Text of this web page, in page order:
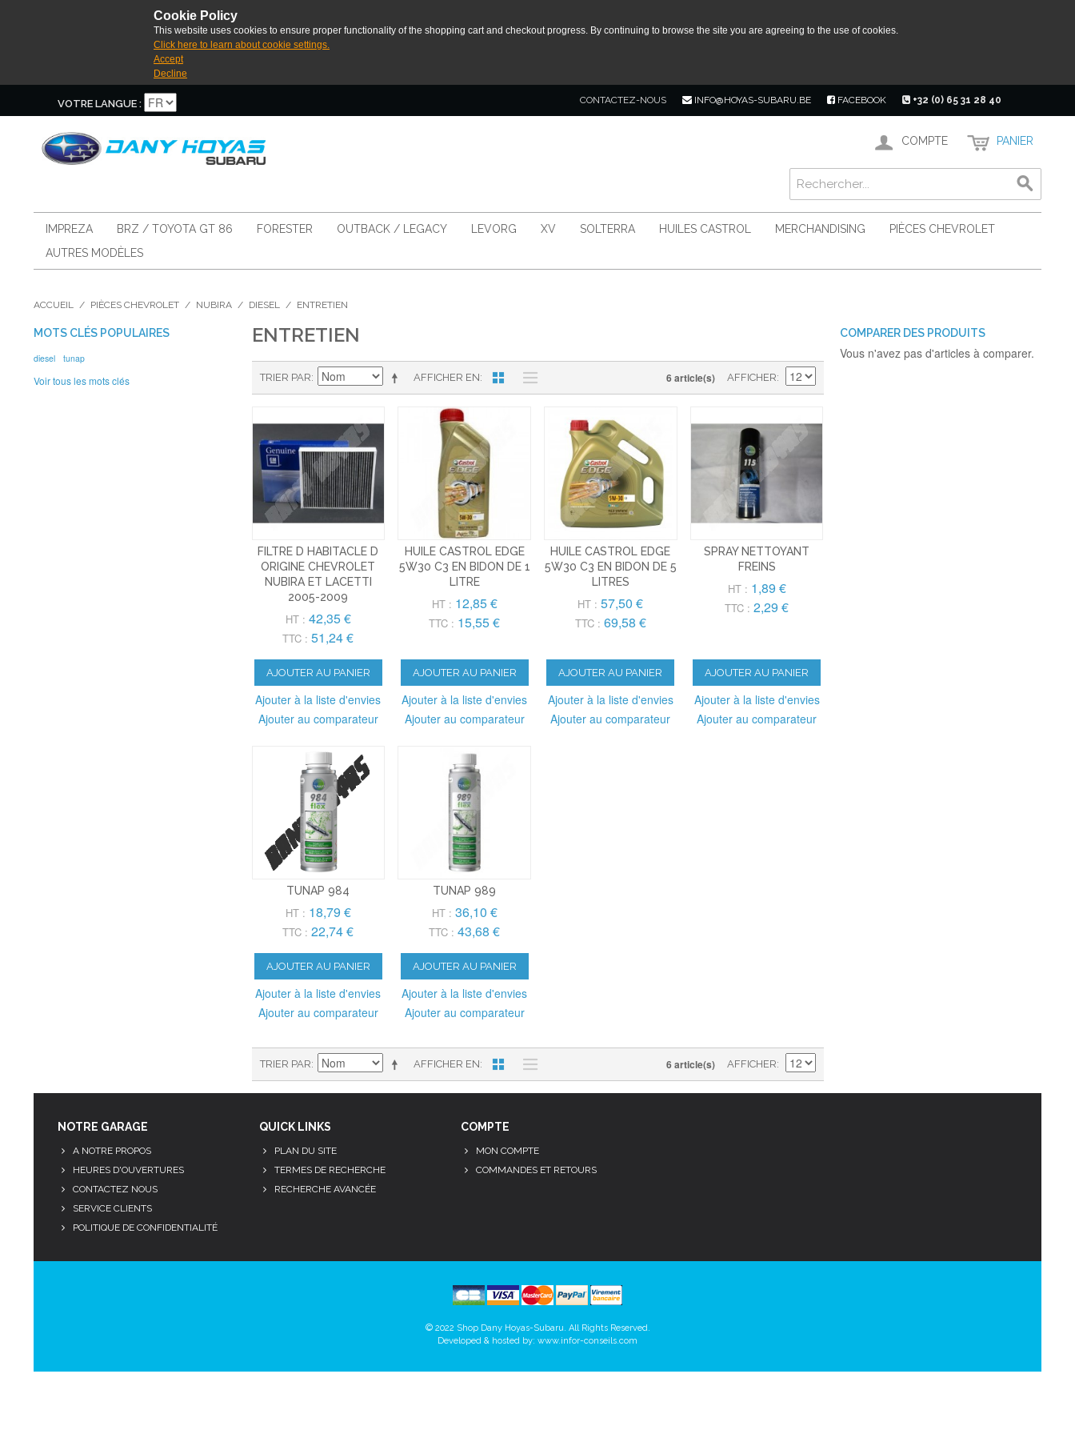
Cookie Policy
This website uses cookies to ensure proper functionality of the shopping cart and checkout progress. By continuing to browse the site you are agreeing to the use of cookies.
Click here to learn about cookie settings.
Accept
Decline
VOTRE LANGUE : CONTACTEZ-NOUS INFO@HOYAS-SUBARU.BE FACEBOOK +32 (0) 65 31 28 40
COMPTE PANIER
IMPREZA BRZ / TOYOTA GT 86 FORESTER OUTBACK / LEGACY LEVORG XV SOLTERRA HUILES CASTROL MERCHANDISING
PIÈCES CHEVROLET
AUTRES MODÈLES
ACCUEIL / PIÈCES CHEVROLET / NUBIRA / DIESEL / ENTRETIEN
ENTRETIEN
AFFICHER EN
TRIER PAR 6 article(s) AFFICHER
FILTRE D HABITACLE D
ORIGINE CHEVROLET
NUBIRA ET LACETTI
2005-2009
HT : 42,35 €
TTC : 51,24 €
AJOUTER AU PANIER
Ajouter à la liste d'envies
Ajouter au comparateur
HUILE CASTROL EDGE
5W30 C3 EN BIDON DE 1
LITRE
HT : 12,85 €
TTC : 15,55 €
AJOUTER AU PANIER
Ajouter à la liste d'envies
Ajouter au comparateur
HUILE CASTROL EDGE
5W30 C3 EN BIDON DE 5
LITRES
HT : 57,50 €
TTC : 69,58 €
AJOUTER AU PANIER
Ajouter à la liste d'envies
Ajouter au comparateur
SPRAY NETTOYANT
FREINS
HT : 1,89 €
TTC : 2,29 €
AJOUTER AU PANIER
Ajouter à la liste d'envies
Ajouter au comparateur
TUNAP 984
HT : 18,79 €
TTC : 22,74 €
AJOUTER AU PANIER
Ajouter à la liste d'envies
Ajouter au comparateur
TUNAP 989
HT : 36,10 €
TTC : 43,68 €
AJOUTER AU PANIER
Ajouter à la liste d'envies
Ajouter au comparateur
AFFICHER EN
TRIER PAR 6 article(s) AFFICHER
MOTS CLÉS POPULAIRES
diesel tunap
Voir tous les mots clés
COMPARER DES PRODUITS
Vous n'avez pas d'articles à comparer.
NOTRE GARAGE
A NOTRE PROPOS
HEURES D'OUVERTURES
CONTACTEZ NOUS
SERVICE CLIENTS
POLITIQUE DE CONFIDENTIALITÉ
QUICK LINKS
PLAN DU SITE
TERMES DE RECHERCHE
RECHERCHE AVANCÉE
COMPTE
MON COMPTE
COMMANDES ET RETOURS
© 2022 Shop Dany Hoyas-Subaru. All Rights Reserved.
Developed & hosted by: www.infor-conseils.com